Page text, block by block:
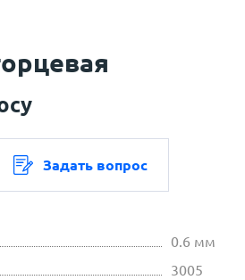
Задать вопрос
0.6 мм
3005